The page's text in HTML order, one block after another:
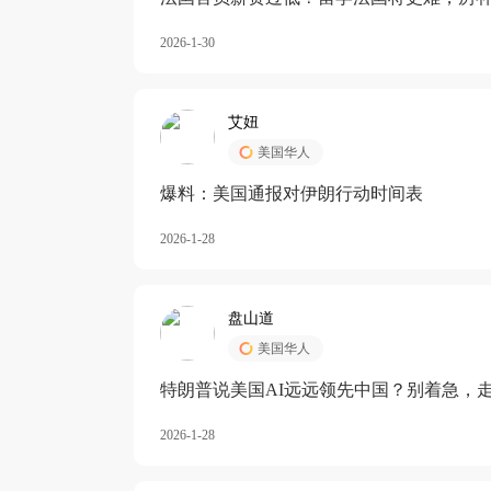
2026-1-30
艾妞
美国华人
爆料：美国通报对伊朗行动时间表
2026-1-28
盘山道
美国华人
特朗普说美国AI远远领先中国？别着急，
2026-1-28